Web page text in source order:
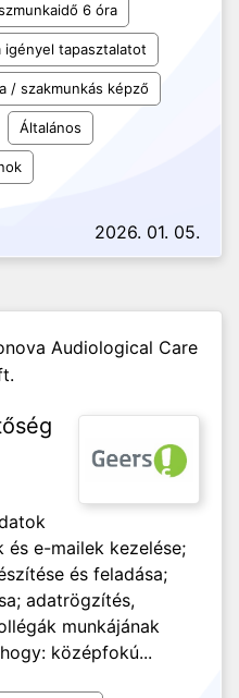
6 óra
igényel tapasztalatot
/ szakmunkás képző
Általános
2026. 01. 05.
Audiological Care
e-mailek kezelése;
és feladása;
adatrögzítés,
munkájának
középfokú...